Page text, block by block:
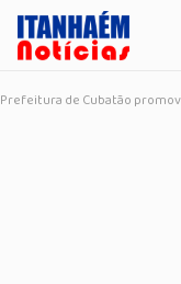
Prefeitura de Cubatão promove desfile de moda